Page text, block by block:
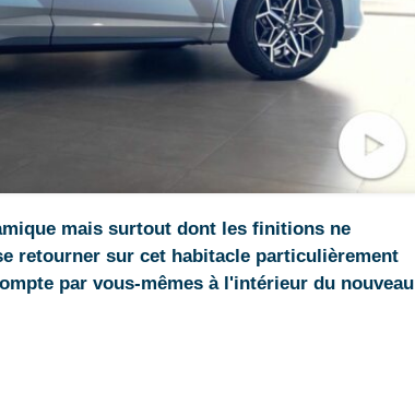
mais surtout dont les finitions ne
retourner sur cet habitacle particulièrement
par vous-mêmes à l'intérieur du nouveau